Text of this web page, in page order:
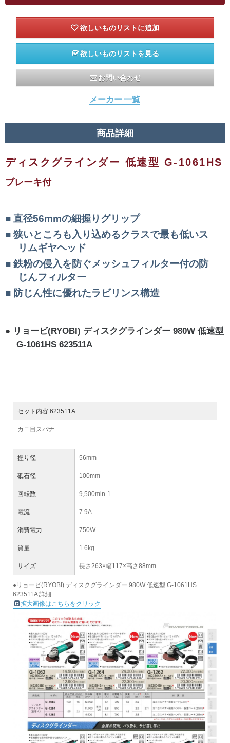
欲しいものリストを見る
お問い合わせ
メーカー 一覧
商品詳細
ディスクグラインダー 低速型 G-1061HS
ブレーキ付
直径56mmの細握りグリップ
狭いところも入り込めるクラスで最も低いス
リムギヤヘッド
鉄粉の侵入を防ぐメッシュフィルター付の防
じんフィルター
防じん性に優れたラビリンス構造
リョービ(RYOBI) ディスクグラインダー 980W 低速型
G-1061HS 623511A
セット内容 623511A
カニ目スパナ
握り径 56mm
砥石径 100mm
回転数 9,500min-1
電流 7.9A
消費電力 750W
質量 1.6kg
サイズ 長さ263×幅117×高さ88mm
●リョービ(RYOBI) ディスクグラインダー 980W 低速型 G-1061HS
623511A 詳細
拡大画像はこちらをクリック